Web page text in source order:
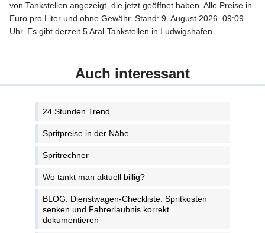
von Tankstellen angezeigt, die jetzt geöffnet haben. Alle Preise in
Euro pro Liter und ohne Gewähr. Stand: 9. August 2026, 09:09
Uhr. Es gibt derzeit 5 Aral-Tankstellen in Ludwigshafen.
Auch interessant
24 Stunden Trend
Spritpreise in der Nähe
Spritrechner
Wo tankt man aktuell billig?
BLOG: Dienstwagen-Checkliste: Spritkosten
senken und Fahrerlaubnis korrekt
dokumentieren